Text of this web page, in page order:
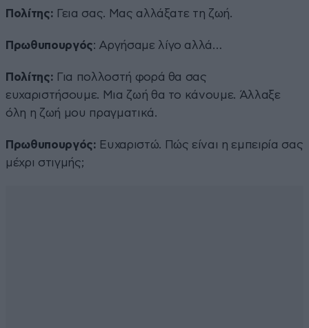
Πολίτης: Γεια σας. Μας αλλάξατε τη ζωή.
Πρωθυπουργός: Αργήσαμε λίγο αλλά…
Πολίτης: Για πολλοστή φορά θα σας
ευχαριστήσουμε. Μια ζωή θα το κάνουμε. Άλλαξε
όλη η ζωή μου πραγματικά.
Πρωθυπουργός: Ευχαριστώ. Πώς είναι η εμπειρία σας
μέχρι στιγμής;